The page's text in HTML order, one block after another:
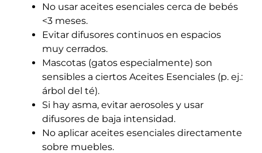
No usar aceites esenciales cerca de bebés
<3 meses.
Evitar difusores continuos en espacios
muy cerrados.
Mascotas (gatos especialmente) son
sensibles a ciertos Aceites Esenciales (p. ej.:
árbol del té).
Si hay asma, evitar aerosoles y usar
difusores de baja intensidad.
No aplicar aceites esenciales directamente
sobre muebles.